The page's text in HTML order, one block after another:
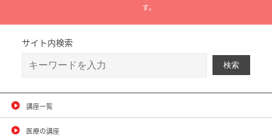
す。
サイト内検索
講座一覧
医療の講座